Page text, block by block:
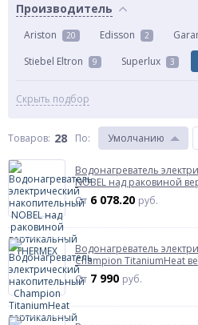
Производитель
Ariston 20 Edisson 2
Stiebel Eltron 9 Superlux 3
Скрыть подбор
Товаров: 28 По: Умолчанию
Водонагреватель
NOBEL над раковиной
От 6 078.20 руб.
Водонагреватель
Champion TitaniumHeat
От 7 990 руб.